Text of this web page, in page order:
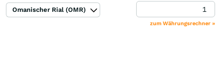
Omanischer Rial (OMR)
zum Währungsrechner »